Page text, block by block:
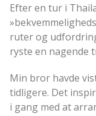
Efter en tur i
ruter og
ryste en nagende
Min bror havde
tidligere. Det
i gang med at